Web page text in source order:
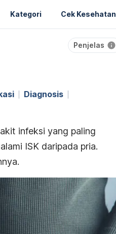
Kategori Cek Kesehatan
Penjelas
Diagnosis
infeksi yang paling
ISK daripada pria.